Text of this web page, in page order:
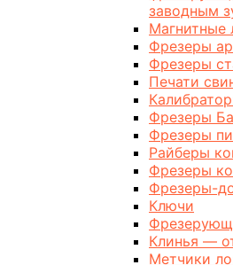
заводным
Магнитные
Фрезеры
Фрезеры
Печати
Фрезеры
Фрезеры
Райберы
Фрезеры
Фрезеры-
Ключи
Клинья —
Метчики